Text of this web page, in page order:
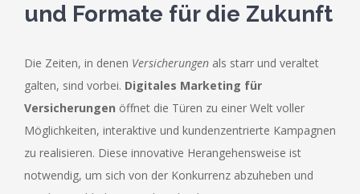
und Formate für die Zukunft
Die Zeiten, in denen Versicherungen als starr und veraltet
galten, sind vorbei. Digitales Marketing für
Versicherungen öffnet die Türen zu einer Welt voller
Möglichkeiten, interaktive und kundenzentrierte Kampagnen
zu realisieren. Diese innovative Herangehensweise ist
notwendig, um sich von der Konkurrenz abzuheben und